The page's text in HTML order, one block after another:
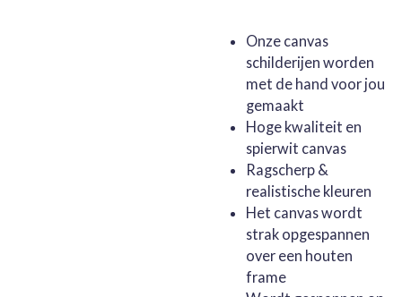
Onze canvas
schilderijen worden
met de hand voor jou
gemaakt
Hoge kwaliteit en
spierwit canvas
Ragscherp &
realistische kleuren
Het canvas wordt
strak opgespannen
over een houten
frame